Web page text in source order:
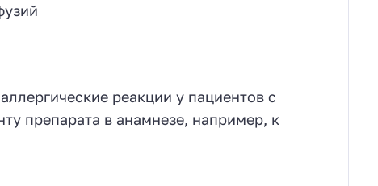
реакции у пациентов с
препарата в анамнезе, например, к